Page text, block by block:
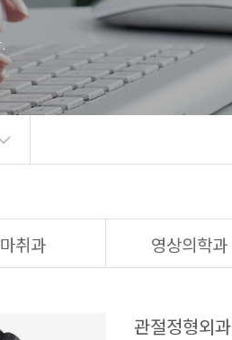
척병원 스토리
스텝 소개
의료장비 소개
마취과 영상의학과
관절정형외과